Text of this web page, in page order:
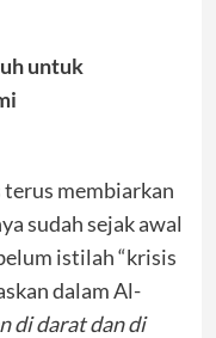
untuk
membiarkan
sudah sejak awal
istilah “krisis
dalam Al-
di darat dan di